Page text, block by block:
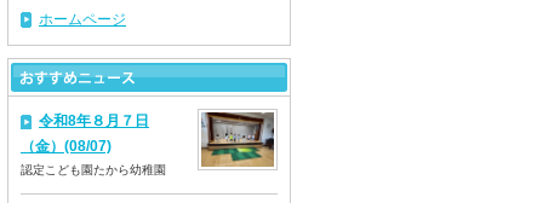
ホームページ
令和8年８月７日
（金）(08/07)
認定こども園たから幼稚園